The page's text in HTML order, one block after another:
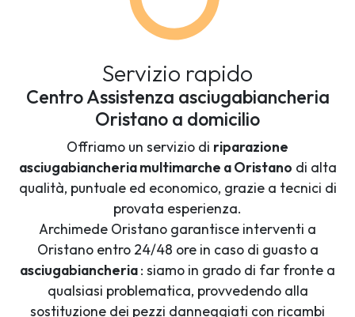
Servizio rapido
Centro Assistenza asciugabiancheria
Oristano a domicilio
Offriamo un servizio di riparazione
asciugabiancheria multimarche a Oristano di alta
qualità, puntuale ed economico, grazie a tecnici di
provata esperienza.
Archimede Oristano garantisce interventi a
Oristano entro 24/48 ore in caso di guasto a
asciugabiancheria: siamo in grado di far fronte a
qualsiasi problematica, provvedendo alla
sostituzione dei pezzi danneggiati con ricambi